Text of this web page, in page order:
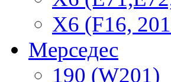
X6 (F16,
Мерседес
190 (W201)